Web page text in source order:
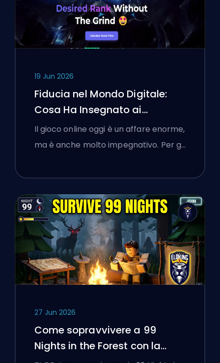
19 Jun 2026
Fiducia nel Mondo Digitale:
Cosa Ha Insegnato ai
Giocatori Polacchi Scegliere
una Piattaforma di Boosting
Il gioco online oggi è un affare enorme,
ma è anche molto impegnativo. Per g…
27 Jun 2026
Come sopravvivere a 99
Nights in the Forest con la